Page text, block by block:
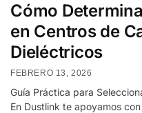
Cómo
en Centros de
Dieléctricos
FEBRERO 13, 2026
Guía Práctica para
En Dustlink te apoyamos